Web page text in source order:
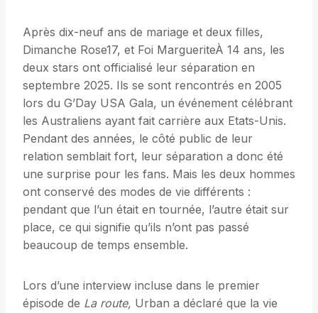
Après dix-neuf ans de mariage et deux filles,
Dimanche Rose17, et Foi MargueriteÀ 14 ans, les
deux stars ont officialisé leur séparation en
septembre 2025. Ils se sont rencontrés en 2005
lors du G’Day USA Gala, un événement célébrant
les Australiens ayant fait carrière aux Etats-Unis.
Pendant des années, le côté public de leur
relation semblait fort, leur séparation a donc été
une surprise pour les fans. Mais les deux hommes
ont conservé des modes de vie différents :
pendant que l’un était en tournée, l’autre était sur
place, ce qui signifie qu’ils n’ont pas passé
beaucoup de temps ensemble.
Lors d’une interview incluse dans le premier
épisode de La route, Urban a déclaré que la vie